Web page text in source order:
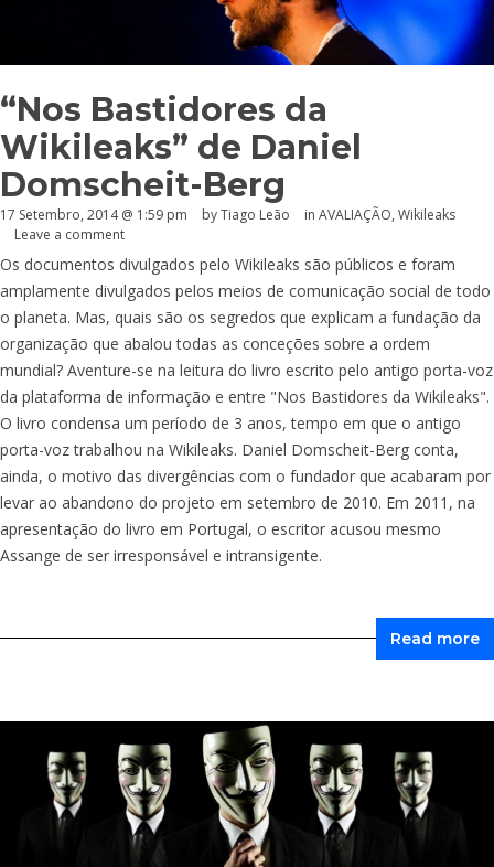
“Nos Bastidores da
Wikileaks” de Daniel
Domscheit-Berg
17 Setembro, 2014 @ 1:59 pm by Tiago Leão in AVALIAÇÃO, Wikileaks
Leave a comment
Os documentos divulgados pelo Wikileaks são públicos e foram
amplamente divulgados pelos meios de comunicação social de todo
o planeta. Mas, quais são os segredos que explicam a fundação da
organização que abalou todas as conceções sobre a ordem
mundial? Aventure-se na leitura do livro escrito pelo antigo porta-voz
da plataforma de informação e entre "Nos Bastidores da Wikileaks".
O livro condensa um período de 3 anos, tempo em que o antigo
porta-voz trabalhou na Wikileaks. Daniel Domscheit-Berg conta,
ainda, o motivo das divergências com o fundador que acabaram por
levar ao abandono do projeto em setembro de 2010. Em 2011, na
apresentação do livro em Portugal, o escritor acusou mesmo
Assange de ser irresponsável e intransigente.
Read more